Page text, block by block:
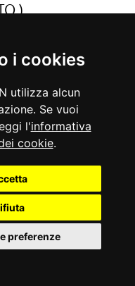
i cookies
utilizza alcun
Se vuoi
l'informativa
cookie.
preferenze
)
comma, L. R.
25, abrogata da art.